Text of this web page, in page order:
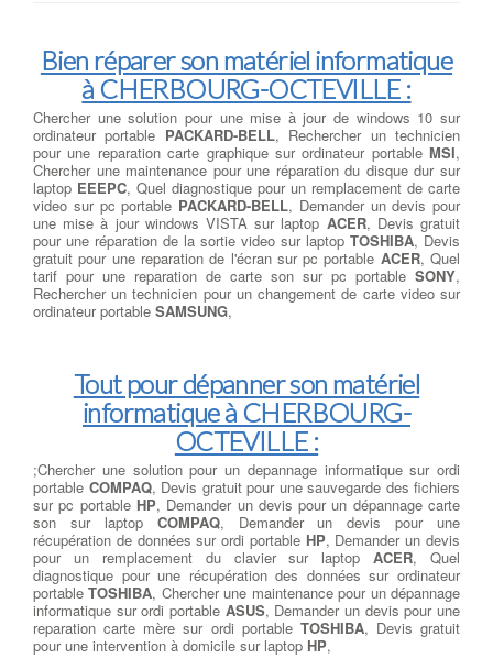
Bien réparer son matériel informatique
à CHERBOURG-OCTEVILLE :
Chercher une solution pour une mise à jour de windows 10 sur
ordinateur portable PACKARD-BELL, Rechercher un technicien
pour une reparation carte graphique sur ordinateur portable MSI,
Chercher une maintenance pour une réparation du disque dur sur
laptop EEEPC, Quel diagnostique pour un remplacement de carte
video sur pc portable PACKARD-BELL, Demander un devis pour
une mise à jour windows VISTA sur laptop ACER, Devis gratuit
pour une réparation de la sortie video sur laptop TOSHIBA, Devis
gratuit pour une reparation de l'écran sur pc portable ACER, Quel
tarif pour une reparation de carte son sur pc portable SONY,
Rechercher un technicien pour un changement de carte video sur
ordinateur portable SAMSUNG,
Tout pour dépanner son matériel
informatique à CHERBOURG-
OCTEVILLE :
;Chercher une solution pour un depannage informatique sur ordi
portable COMPAQ, Devis gratuit pour une sauvegarde des fichiers
sur pc portable HP, Demander un devis pour un dépannage carte
son sur laptop COMPAQ, Demander un devis pour une
récupération de données sur ordi portable HP, Demander un devis
pour un remplacement du clavier sur laptopACER, Quel
diagnostique pour une récupération des données sur ordinateur
portableTOSHIBA, Chercher une maintenance pour un dépannage
informatique sur ordi portable ASUS, Demander un devis pour une
reparation carte mère sur ordi portable TOSHIBA, Devis gratuit
pour une intervention à domicile sur laptop HP,